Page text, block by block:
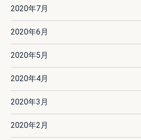
2020年7月
2020年6月
2020年5月
2020年4月
2020年3月
2020年2月